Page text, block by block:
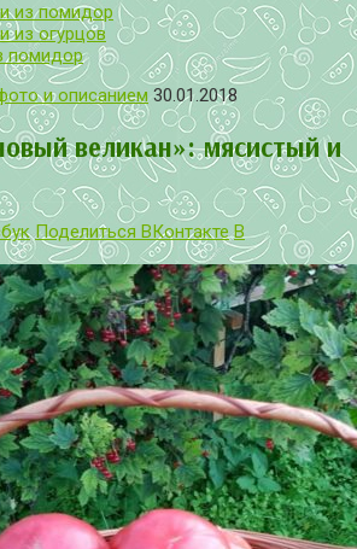
из помидор
из огурцов
помидор
и описанием 30.01.2018
великан»: мясистый и
Поделиться ВКонтакте В